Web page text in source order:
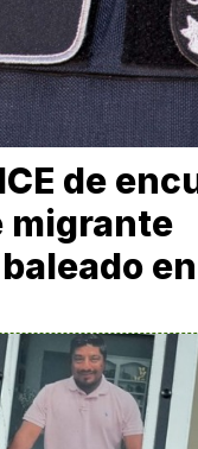
de
migrante